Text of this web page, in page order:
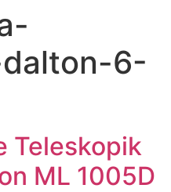
6-
Teleskopik
ML 1005D